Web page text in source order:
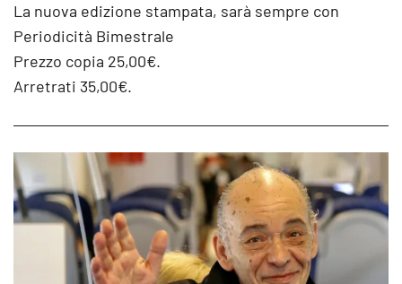
La nuova edizione stampata, sarà sempre con
Periodicità Bimestrale
Prezzo copia 25,00€.
Arretrati 35,00€.